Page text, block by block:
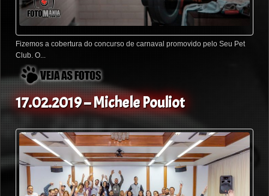
Fizemos a cobertura do concurso de carnaval promovido pelo Seu Pet
Club. O...
17.02.2019 – Michele Pouliot